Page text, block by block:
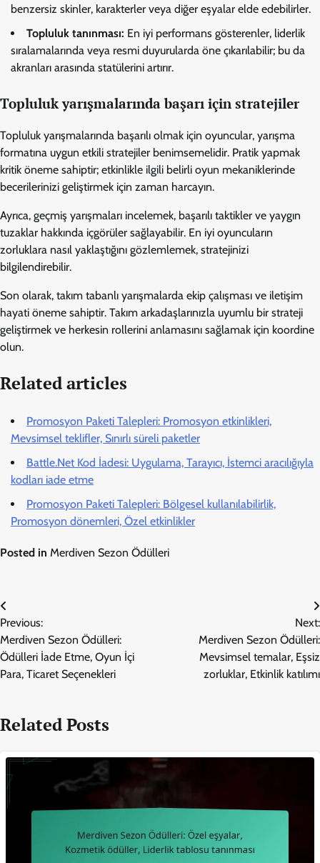
benzersiz skinler, karakterler veya diğer eşyalar elde edebilirler.
Topluluk tanınması: En iyi performans gösterenler, liderlik
sıralamalarında veya resmi duyurularda öne çıkarılabilir; bu da
akranları arasında statülerini artırır.
Topluluk yarışmalarında başarı için stratejiler
Topluluk yarışmalarında başarılı olmak için oyuncular, yarışma
formatına uygun etkili stratejiler benimsemelidir. Pratik yapmak
kritik öneme sahiptir; etkinlikle ilgili belirli oyun mekaniklerinde
becerilerinizi geliştirmek için zaman harcayın.
Ayrıca, geçmiş yarışmaları incelemek, başarılı taktikler ve yaygın
tuzaklar hakkında içgörüler sağlayabilir. En iyi oyuncuların
zorluklara nasıl yaklaştığını gözlemlemek, stratejinizi
bilgilendirebilir.
Son olarak, takım tabanlı yarışmalarda ekip çalışması ve iletişim
hayati öneme sahiptir. Takım arkadaşlarınızla uyumlu bir strateji
geliştirmek ve herkesin rollerini anlamasını sağlamak için koordine
olun.
Related articles
Promosyon Paketi Talepleri: Promosyon etkinlikleri,
Mevsimsel teklifler, Sınırlı süreli paketler
Battle.Net Kod İadesi: Uygulama, Tarayıcı, İstemci aracılığıyla
kodları iade etme
Promosyon Paketi Talepleri: Bölgesel kullanılabilirlik,
Promosyon dönemleri, Özel etkinlikler
Posted in Merdiven Sezon Ödülleri
Post
navigation
Previous:
Merdiven Sezon Ödülleri:
Ödülleri İade Etme, Oyun İçi
Para, Ticaret Seçenekleri
Next:
Merdiven Sezon Ödülleri:
Mevsimsel temalar, Eşsiz
zorluklar, Etkinlik katılımı
Related Posts